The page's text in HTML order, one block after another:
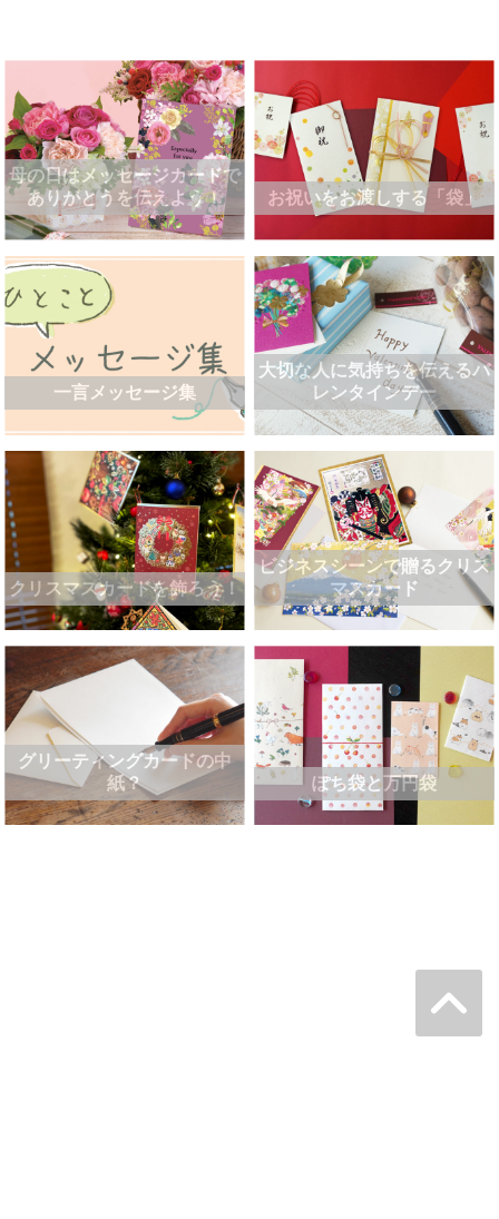
母の日はメッセージカードで
ありがとうを伝えよう！
お祝いをお渡しする「袋」
一言メッセージ集
大切な人に気持ちを伝えるバ
レンタインデー
クリスマスカードを飾ろう！
ビジネスシーンで贈るクリス
マスカード
グリーティングカードの中
紙？
ぽち袋と万円袋